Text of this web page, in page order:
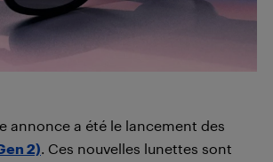
annonce a été le lancement des
2). Ces nouvelles lunettes sont